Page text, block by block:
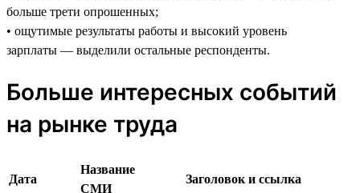
больше трети опрошенных;
• ощутимые результаты работы и высокий уровень
зарплаты — выделили остальные респонденты.
Больше интересных событий
на рынке труда
Дата
Название
СМИ
Заголовок и ссылка